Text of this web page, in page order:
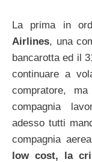
La prima in
Airlines, una
bancarotta ed il
continuare a
compratore,
compagnia
adesso tutti
compagnia aerea
low cost, la